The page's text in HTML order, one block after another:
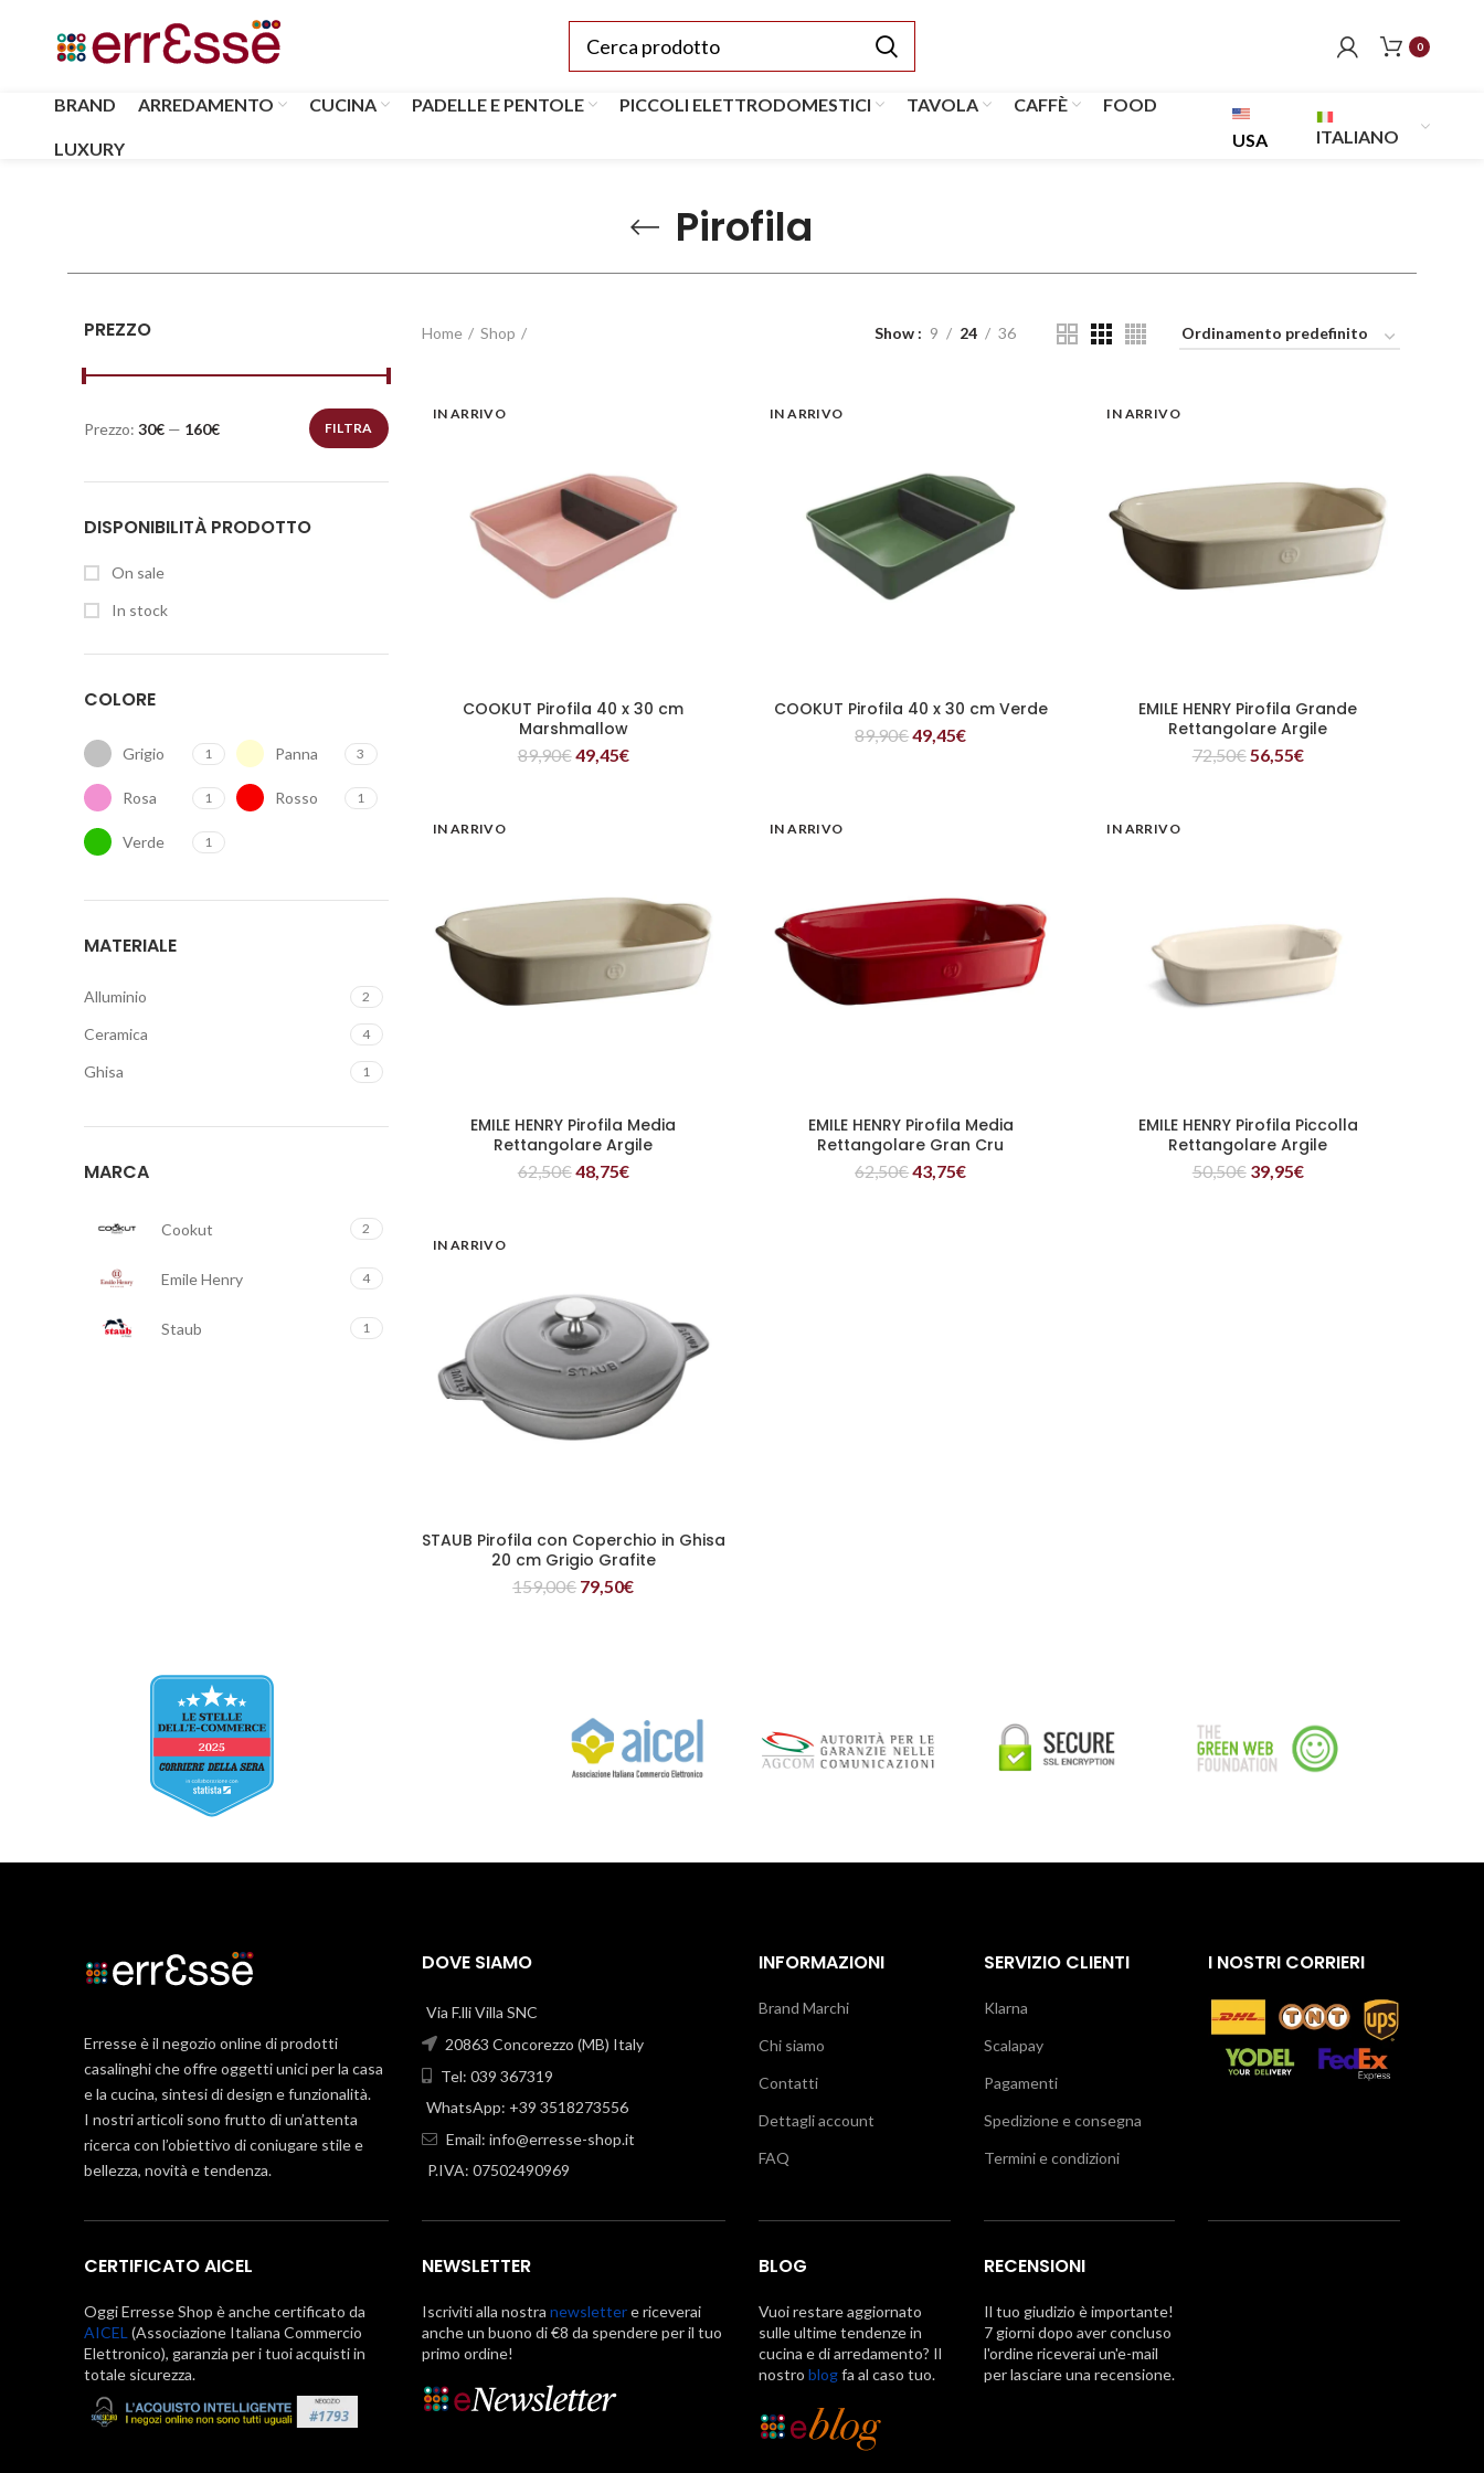
0
BRAND ARREDAMENTO CUCINA PADELLE E PENTOLE PICCOLI ELETTRODOMESTICI TAVOLA CAFFÈ FOOD
LUXURY USA ITALIANO
Pirofila
PREZZO
FILTRA
Prezzo: 30€ — 160€
DISPONIBILITÀ PRODOTTO
On sale
In stock
COLORE
Grigio 1 Panna 3
Rosa 1 Rosso 1
Verde 1
MATERIALE
Alluminio 2
Ceramica 4
Ghisa 1
MARCA
Cookut 2
Emile Henry 4
Staub 1
Home Shop Show 9 24 36
IN ARRIVO
LEGGI TUTTO
COOKUT Pirofila 40 x 30 cm
Marshmallow
89,90€49,45€
IN ARRIVO
LEGGI TUTTO
COOKUT Pirofila 40 x 30 cm Verde
89,90€49,45€
IN ARRIVO
LEGGI TUTTO
EMILE HENRY Pirofila Grande
Rettangolare Argile
72,50€56,55€
IN ARRIVO
LEGGI TUTTO
EMILE HENRY Pirofila Media
Rettangolare Argile
62,50€48,75€
IN ARRIVO
LEGGI TUTTO
EMILE HENRY Pirofila Media
Rettangolare Gran Cru
62,50€43,75€
IN ARRIVO
LEGGI TUTTO
EMILE HENRY Pirofila Piccolla
Rettangolare Argile
50,50€ 39,95€
IN ARRIVO
LEGGI TUTTO
STAUB Pirofila con Coperchio in Ghisa
20 cm Grigio Grafite
159,00€ 79,50€
Erresse è il negozio online di prodotti
casalinghi che offre oggetti unici per la casa
e la cucina, sintesi di design e funzionalità.
I nostri articoli sono frutto di un’attenta
ricerca con l’obiettivo di coniugare stile e
bellezza, novità e tendenza.
CERTIFICATO AICEL
Oggi Erresse Shop è anche certificato da
AICEL(Associazione Italiana Commercio
Elettronico), garanzia per i tuoi acquisti in
totale sicurezza.
DOVE SIAMO
Via F.lli Villa SNC
20863 Concorezzo (MB) Italy
Tel: 039 367319
WhatsApp: +39 3518273556
Email: info@erresse-shop.it
P.IVA: 07502490969
NEWSLETTER
Iscriviti alla nostra newslettere riceverai
anche un buono di €8 da spendere per il tuo
primo ordine!
INFORMAZIONI
Brand Marchi
Chi siamo
Contatti
Dettagli account
FAQ
BLOG
Vuoi restare aggiornato
sulle ultime tendenze in
cucina e di arredamento? Il
nostro blogfa al caso tuo.
SERVIZIO CLIENTI
Klarna
Scalapay
Pagamenti
Spedizione e consegna
Termini e condizioni
RECENSIONI
Il tuo giudizio è importante!
7 giorni dopo aver concluso
l'ordine riceverai un'e-mail
per lasciare una recensione.
I NOSTRI CORRIERI